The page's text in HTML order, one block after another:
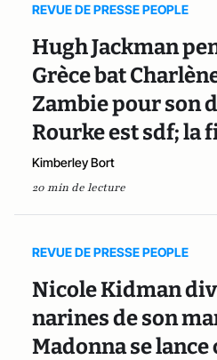
REVUE DE PRESSE PEOPLE
Hugh Jackman
Grèce bat
Zambie pour son
Rourke est sdf; la
Kimberley Bort
20 min de lecture
REVUE DE PRESSE PEOPLE
Nicole Kidman
narines de son
Madonna se